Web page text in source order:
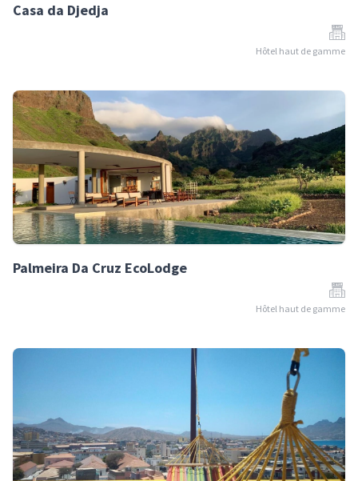
Casa da Djedja
Hôtel haut de gamme
Palmeira Da Cruz EcoLodge
Hôtel haut de gamme